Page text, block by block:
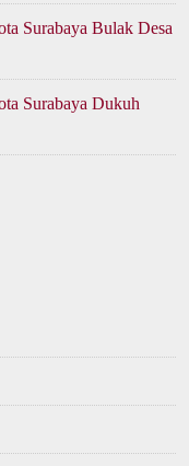
Surabaya Bulak Desa
Surabaya Dukuh